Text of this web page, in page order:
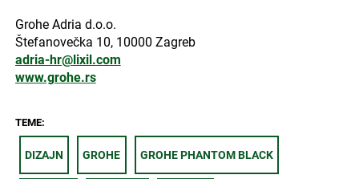
Grohe Adria d.o.o.
Štefanovečka 10, 10000 Zagreb
​adria-hr@lixil.com
www.grohe.rs
TEME:
DIZAJN GROHE GROHE PHANTOM BLACK